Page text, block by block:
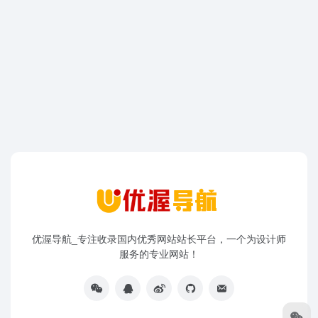
优渥导航_专注收录国内优秀网站站长平台，一个为设计师
服务的专业网站！